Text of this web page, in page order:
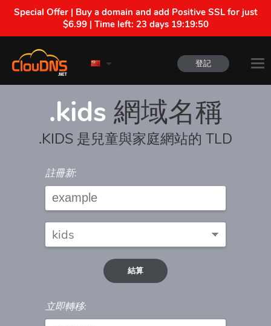
Special Offer | Buy a domain and add Positive SSL for just
$6.99 | Time left: 23 days 19:19:50
登記
.kids 網域名稱
.KIDS 是兒童與家庭網站的 TLD
註冊新:
結算
立即轉移: